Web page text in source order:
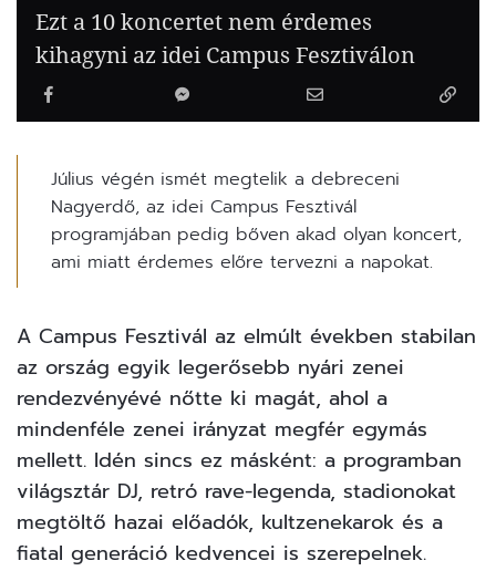
Ezt a 10 koncertet nem érdemes
kihagyni az idei Campus Fesztiválon
Július végén ismét megtelik a debreceni
Nagyerdő, az idei Campus Fesztivál
programjában pedig bőven akad olyan koncert,
ami miatt érdemes előre tervezni a napokat.
A Campus Fesztivál az elmúlt években stabilan
az ország egyik legerősebb nyári zenei
rendezvényévé nőtte ki magát, ahol a
mindenféle zenei irányzat megfér egymás
mellett. Idén sincs ez másként: a programban
világsztár DJ, retró rave-legenda, stadionokat
megtöltő hazai előadók, kultzenekarok és a
fiatal generáció kedvencei is szerepelnek.